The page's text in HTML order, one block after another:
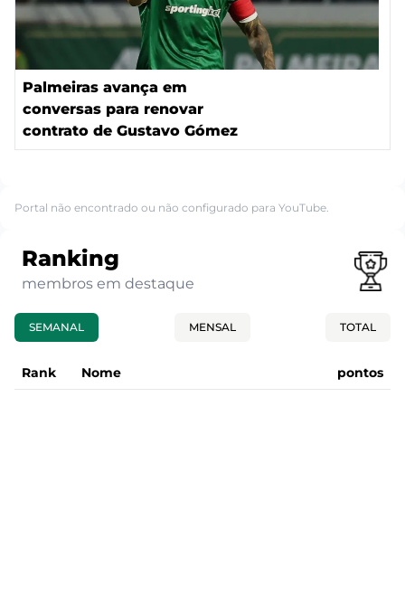
Palmeiras avança em
conversas para renovar
contrato de Gustavo Gómez
Portal não encontrado ou não configurado para YouTube.
Ranking
membros em destaque
SEMANAL MENSAL TOTAL
Rank Nome pontos